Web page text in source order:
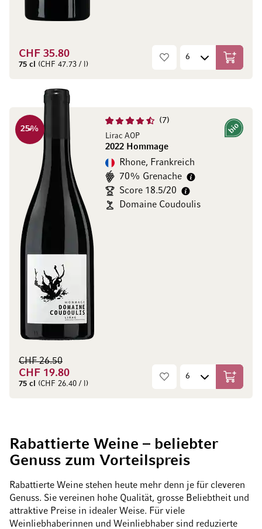
CHF 35.80
75 cl (CHF 47.73 / l) In den
7
Lirac AOP
2022 Hommage
25% Bio
Rhone, Frankreich
70% Grenache
Score 18.5/20
Domaine Coudoulis
CHF 19.80
CHF 26.50
75 cl (CHF 26.40 / l) In den
Rabattierte Weine – beliebter
Genuss zum Vorteilspreis
Rabattierte Weine stehen heute mehr denn je für cleveren
Genuss. Sie vereinen hohe Qualität, grosse Beliebtheit und
attraktive Preise in idealer Weise. Für viele
Weinliebhaberinnen und Weinliebhaber sind reduzierte